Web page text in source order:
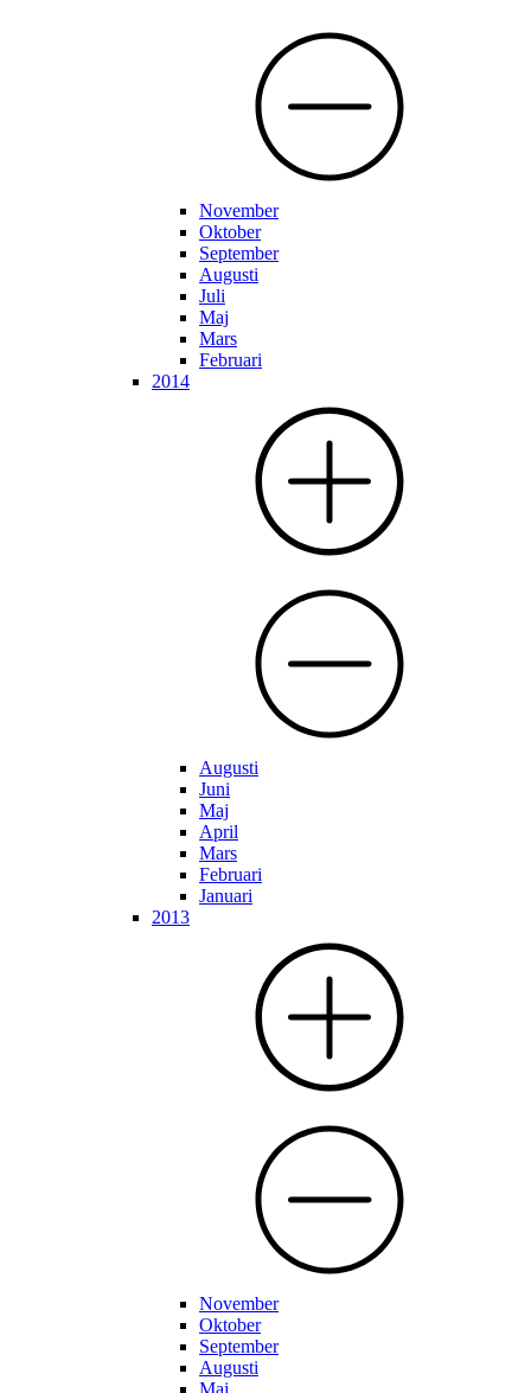
November
Oktober
September
Augusti
Juli
Maj
Mars
Februari
2014
Augusti
Juni
Maj
April
Mars
Februari
Januari
2013
November
Oktober
September
Augusti
Maj